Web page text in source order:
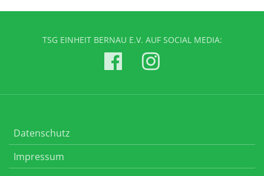
TSG EINHEIT BERNAU E.V. AUF SOCIAL MEDIA:
Datenschutz
Impressum